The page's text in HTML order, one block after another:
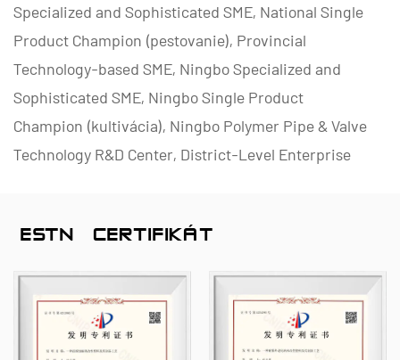
Specialized and Sophisticated SME, National Single
Product Champion (pestovanie), Provincial
Technology-based SME, Ningbo Specialized and
Sophisticated SME, Ningbo Single Product
Champion (kultivácia), Ningbo Polymer Pipe & Valve
Technology R&D Center, District-Level Enterprise
2.
Špecializujeme sa na vývoj, výrobu a dodávku
nekovových antikoróznych produktov pre chemické
aplikácie, vrátane plastových ventilov, potrubí,
potrubných armatúr a čerpadiel odolných voči
ČESTNÝ CERTIFIKÁT